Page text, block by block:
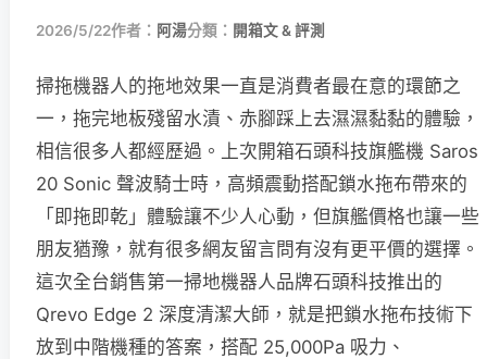
2026/5/22作者： 阿湯分類： 開箱文 & 評測
掃拖機器人的拖地效果一直是消費者最在意的環節之
一，拖完地板殘留水漬、赤腳踩上去濕濕黏黏的體驗，
相信很多人都經歷過。上次開箱石頭科技旗艦機 Saros
20 Sonic 聲波騎士時，高頻震動搭配鎖水拖布帶來的
「即拖即乾」體驗讓不少人心動，但旗艦價格也讓一些
朋友猶豫，就有很多網友留言問有沒有更平價的選擇。
這次全台銷售第一掃地機器人品牌石頭科技推出的
Qrevo Edge 2 深度清潔大師，就是把鎖水拖布技術下
放到中階機種的答案，搭配 25,000Pa 吸力、